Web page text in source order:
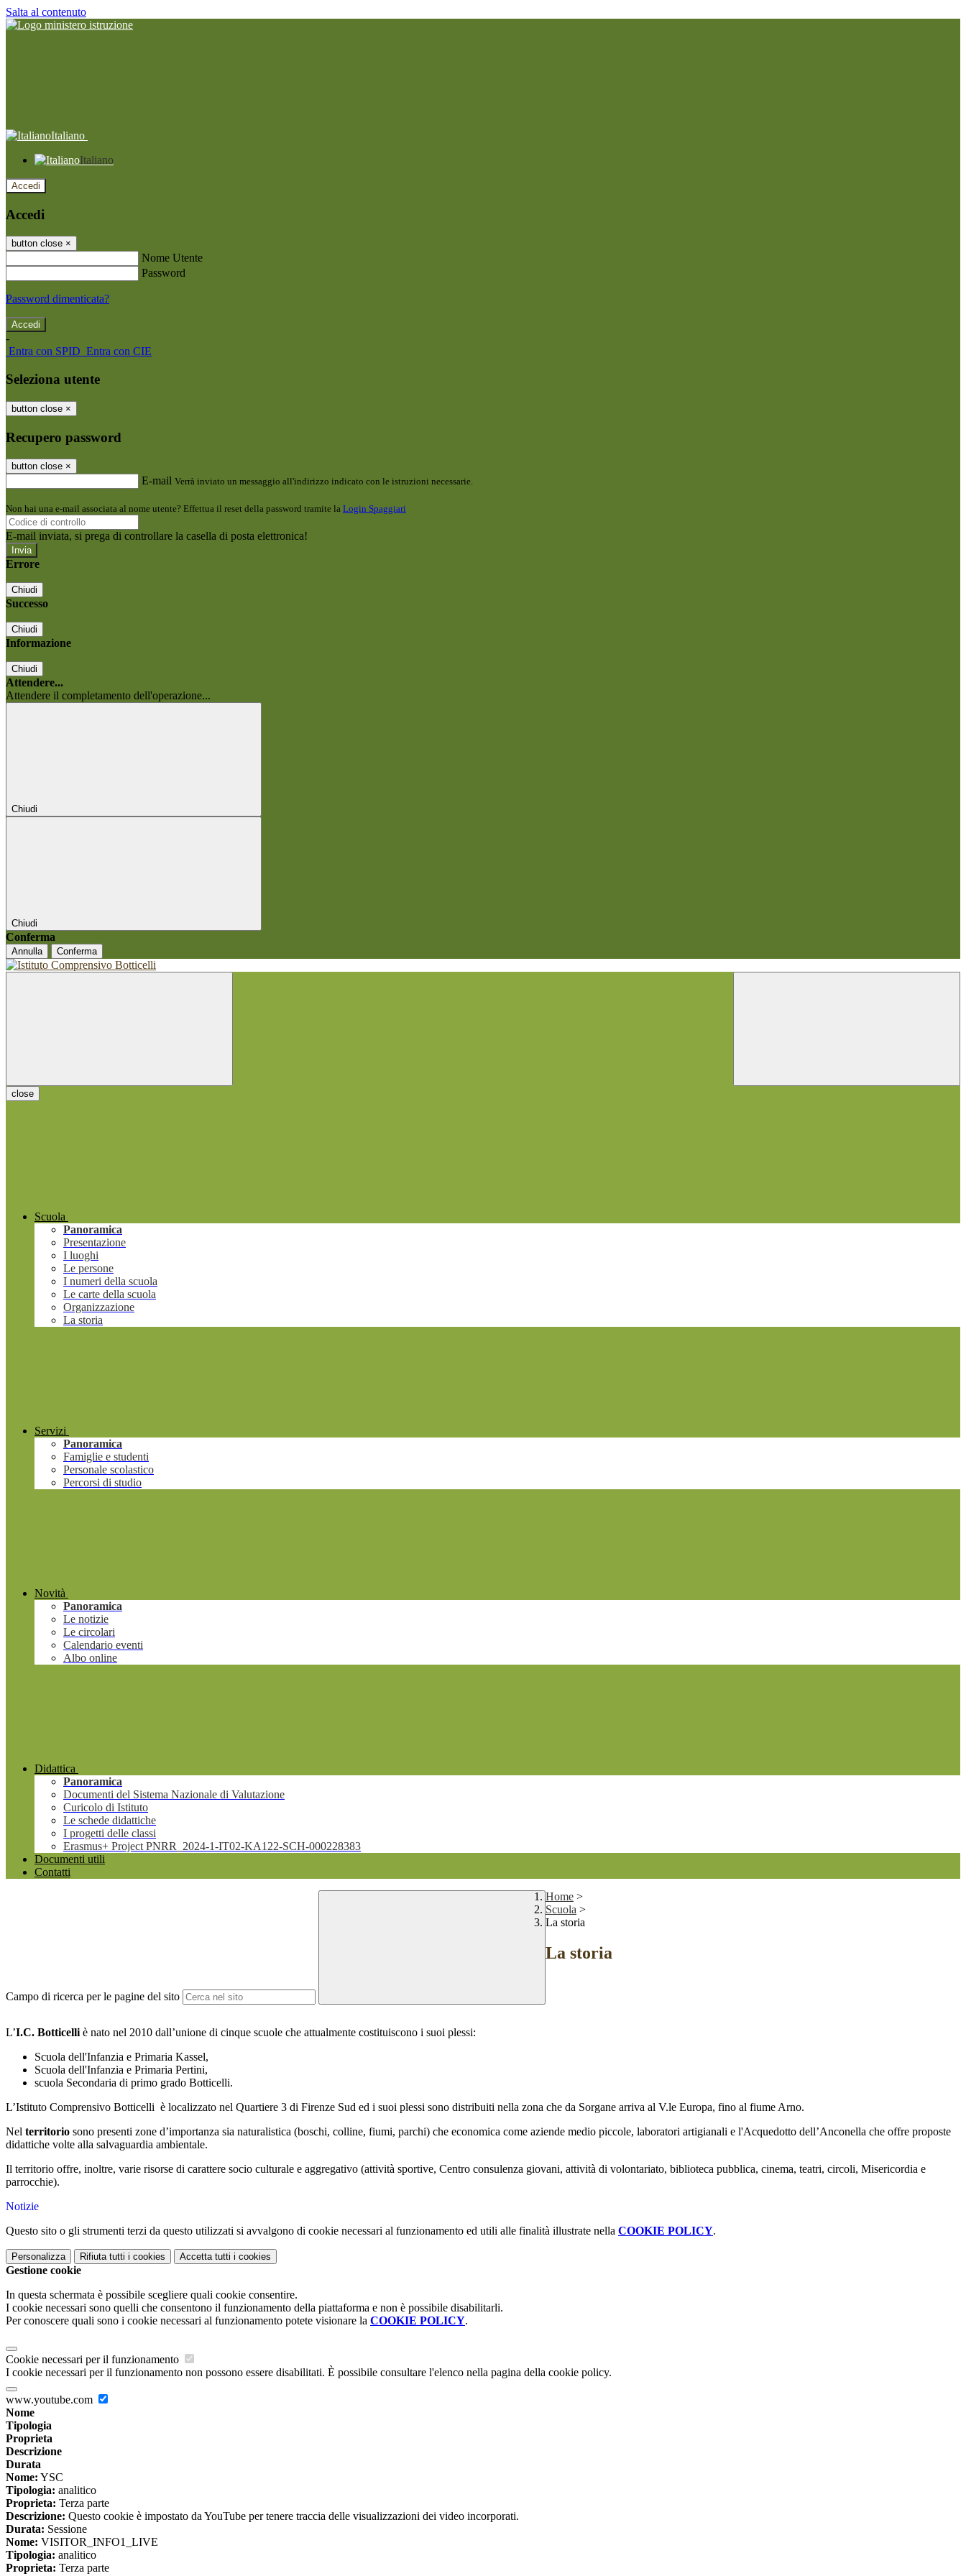
Salta al contenuto
Italiano
Italiano
Accedi
Accedi
button close ×
Nome Utente
Password
Password dimenticata?
-
Entra con SPID Entra con CIE
Seleziona utente
button close ×
Recupero password
button close ×
E-mail Verrà inviato un messaggio all'indirizzo indicato con le istruzioni necessarie.
Non hai una e-mail associata al nome utente? Effettua il reset della password tramite la Login Spaggiari
E-mail inviata, si prega di controllare la casella di posta elettronica!
Errore
Chiudi
Successo
Chiudi
Informazione
Chiudi
Attendere...
Attendere il completamento dell'operazione...
Chiudi
Chiudi
Conferma
Annulla Conferma
close
Scuola
Panoramica
Presentazione
I luoghi
Le persone
I numeri della scuola
Le carte della scuola
Organizzazione
La storia
Servizi
Panoramica
Famiglie e studenti
Personale scolastico
Percorsi di studio
Novità
Panoramica
Le notizie
Le circolari
Calendario eventi
Albo online
Didattica
Panoramica
Documenti del Sistema Nazionale di Valutazione
Curicolo di Istituto
Le schede didattiche
I progetti delle classi
Erasmus+ Project PNRR_2024-1-IT02-KA122-SCH-000228383
Documenti utili
Contatti
Campo di ricerca per le pagine del sito
Home >
Scuola >
La storia
La storia
L’I.C. Botticelli è nato nel 2010 dall’unione di cinque scuole che attualmente costituiscono i suoi plessi:
Scuola dell'Infanzia e Primaria Kassel,
Scuola dell'Infanzia e Primaria Pertini,
scuola Secondaria di primo grado Botticelli.
L’Istituto Comprensivo Botticelli è localizzato nel Quartiere 3 di Firenze Sud ed i suoi plessi sono distribuiti nella zona che da Sorgane arriva al V.le Europa, fino al fiume Arno.
Nel territorio sono presenti zone d’importanza sia naturalistica (boschi, colline, fiumi, parchi) che economica come aziende medio piccole, laboratori artigianali e l'Acquedotto dell’Anconella che offre proposte
didattiche volte alla salvaguardia ambientale.
Il territorio offre, inoltre, varie risorse di carattere socio culturale e aggregativo (attività sportive, Centro consulenza giovani, attività di volontariato, biblioteca pubblica, cinema, teatri, circoli, Misericordia e
parrocchie).
Notizie
Questo sito o gli strumenti terzi da questo utilizzati si avvalgono di cookie necessari al funzionamento ed utili alle finalità illustrate nella COOKIE POLICY.
Personalizza Rifiuta tutti i cookies Accetta tutti i cookies
Gestione cookie
In questa schermata è possibile scegliere quali cookie consentire.
I cookie necessari sono quelli che consentono il funzionamento della piattaforma e non è possibile disabilitarli.
Per conoscere quali sono i cookie necessari al funzionamento potete visionare la COOKIE POLICY.
Cookie necessari per il funzionamento
I cookie necessari per il funzionamento non possono essere disabilitati. È possibile consultare l'elenco nella pagina della cookie policy.
www.youtube.com
Nome
Tipologia
Proprieta
Descrizione
Durata
Nome: YSC
Tipologia: analitico
Proprieta: Terza parte
Descrizione: Questo cookie è impostato da YouTube per tenere traccia delle visualizzazioni dei video incorporati.
Durata: Sessione
Nome: VISITOR_INFO1_LIVE
Tipologia: analitico
Proprieta: Terza parte